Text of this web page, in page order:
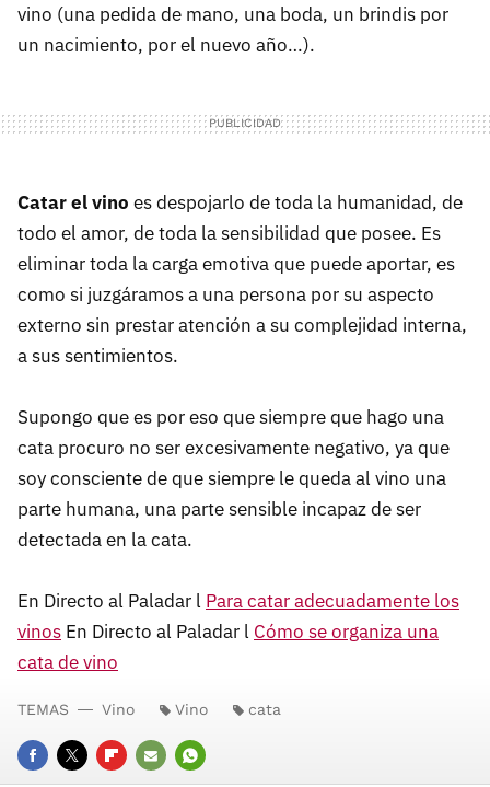
vino (una pedida de mano, una boda, un brindis por
un nacimiento, por el nuevo año…).
Catar el vino es despojarlo de toda la humanidad, de
todo el amor, de toda la sensibilidad que posee. Es
eliminar toda la carga emotiva que puede aportar, es
como si juzgáramos a una persona por su aspecto
externo sin prestar atención a su complejidad interna,
a sus sentimientos.
Supongo que es por eso que siempre que hago una
cata procuro no ser excesivamente negativo, ya que
soy consciente de que siempre le queda al vino una
parte humana, una parte sensible incapaz de ser
detectada en la cata.
En Directo al Paladar l Para catar adecuadamente los
vinos En Directo al Paladar l Cómo se organiza una
cata de vino
TEMAS Vino Vino cata